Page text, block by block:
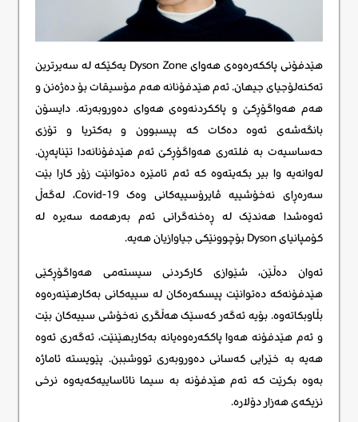
هێدفۆنی پاککەرەوەی هەوای Dyson Zone یەکێکە لە سەیرترین
تەکنەلۆجیای جیهان. ئەم هێدفۆنانە هەم مۆسیقات بۆ دەژەنن و
هەم هەواگۆڕکێ و پاککردنەوەی هەوای دەوروبەرته. دایسۆن
بانگەشەی ئەوە دەکات کە پیسبوون و بەکتریا و تۆزی
حەساسیەت بە فلتەری هەواگۆڕکێ ئەم هێدفۆنانەدا تێناپەڕن.
لەوانەیە وا بیر بکەیتەوە کە ئەم ئامێرە دەتوانێت زۆر کارا بێت
سەرەڕای نەخۆشییە ڤایرۆسییەکانی وەک Covid-19، لەگەڵ
ئەوەشدا هەندێک لە ڕەخنەگرانی ئەم بەرهەمە سەیرە لە
کۆمپانیای Dyson بۆچوونێکی جیاوازیان هەیە.
ئەوان دەڵێن، شێوازی کارکردنی سیستەمی هەواگۆڕکێی
هێدفۆنەکه دەتوانێت پیسکەرەکان لە سییەکانی بەکارهێنەرەوە
بڵاوبکاتەوە. بۆیە ئەگەر کەسێک هەڵگری نەخۆشی سییەکان بێت
و ئەم هێدفۆنە هەوا پاککەرەوەیانە بەکاربهێنێت، ئەگەری ئەوە
هەیە بە خێرایی کەسانی دەوروبەری تووشببن. پێویستە ئاماژە
بەوە بکرێت کە ئەم هێدفۆنە بە سیما نائاساییەکەیەوە نرخی
نزیکەی هەزار دۆلارە.